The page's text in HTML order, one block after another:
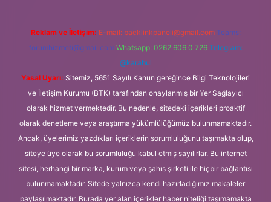
Reklam ve İletişim: E-mail: backlinkpaneli@gmail.com Teams:
forumhizmeti@gmail.com Whatsapp: 0262 606 0 726 Telegram:
@karabul
Yasal Uyarı: Sitemiz, 5651 Sayılı Kanun gereğince Bilgi Teknolojileri
ve İletişim Kurumu (BTK) tarafından onaylanmış bir Yer Sağlayıcı
olarak hizmet vermektedir. Bu nedenle, sitedeki içerikleri proaktif
olarak denetleme veya araştırma yükümlülüğümüz bulunmamaktadır.
Ancak, üyelerimiz yazdıkları içeriklerin sorumluluğunu taşımakta olup,
siteye üye olarak bu sorumluluğu kabul etmiş sayılırlar. Bu internet
sitesi, herhangi bir marka, kurum veya şahıs şirketi ile hiçbir bağlantısı
bulunmamaktadır. Sitede yalnızca kendi hazırladığımız makaleler
paylaşılmaktadır. Burada yer alan içerikler haber niteliği taşımamakta